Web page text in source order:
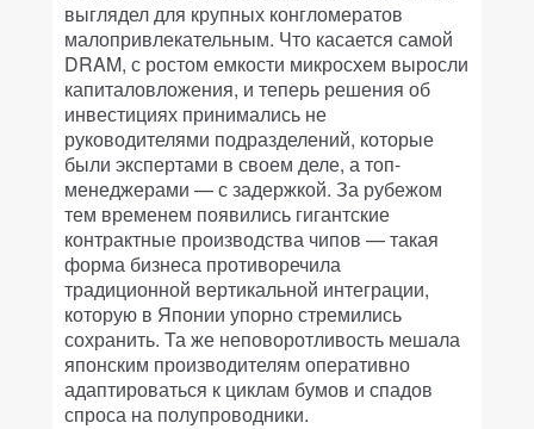
выглядел для крупных конгломератов
малопривлекательным. Что касается самой
DRAM, с ростом емкости микросхем выросли
капиталовложения, и теперь решения об
инвестициях принимались не
руководителями подразделений, которые
были экспертами в своем деле, а топ-
менеджерами — с задержкой. За рубежом
тем временем появились гигантские
контрактные производства чипов — такая
форма бизнеса противоречила
традиционной вертикальной интеграции,
которую в Японии упорно стремились
сохранить. Та же неповоротливость мешала
японским производителям оперативно
адаптироваться к циклам бумов и спадов
спроса на полупроводники.